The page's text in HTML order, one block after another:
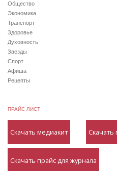
Общество
Экономика
Транспорт
Здоровье
Духовность
Звезды
Спорт
Афиша
Рецепты
ПРАЙС ЛИСТ
Скачать медиакит Скачать
Скачать прайс для журнала